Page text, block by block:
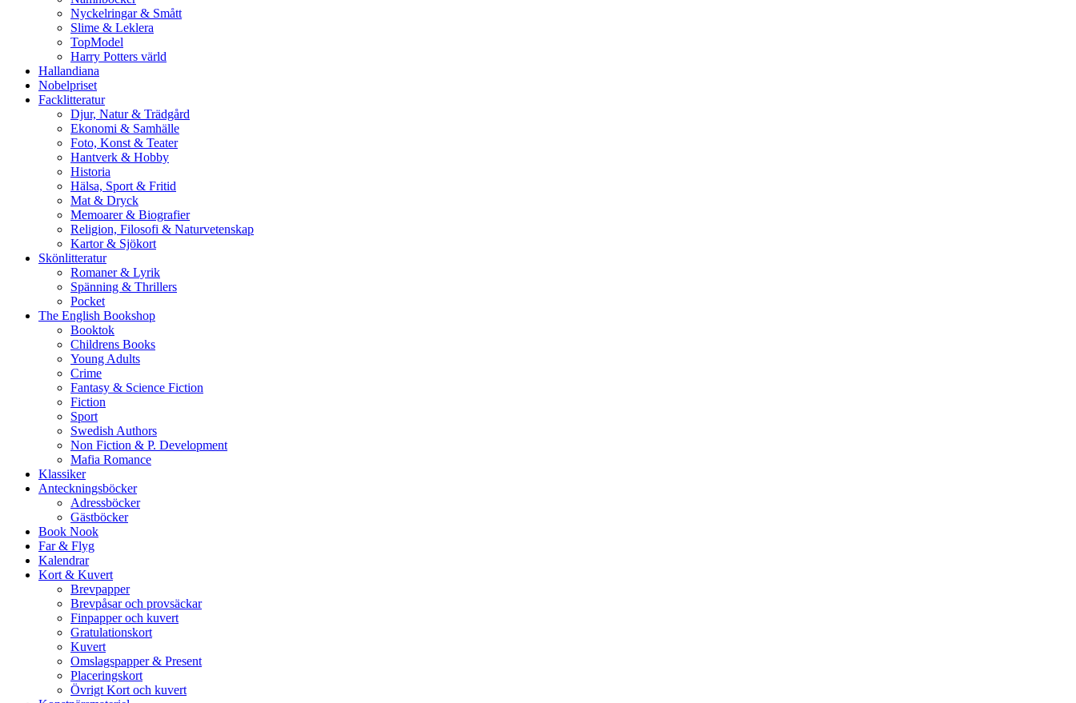
Nyckelringar & Smått
Slime & Leklera
TopModel
Harry Potters värld
Hallandiana
Nobelpriset
Facklitteratur
Djur, Natur & Trädgård
Ekonomi & Samhälle
Foto, Konst & Teater
Hantverk & Hobby
Historia
Hälsa, Sport & Fritid
Mat & Dryck
Memoarer & Biografier
Religion, Filosofi & Naturvetenskap
Kartor & Sjökort
Skönlitteratur
Romaner & Lyrik
Spänning & Thrillers
Pocket
The English Bookshop
Booktok
Childrens Books
Young Adults
Crime
Fantasy & Science Fiction
Fiction
Sport
Swedish Authors
Non Fiction & P. Development
Mafia Romance
Klassiker
Anteckningsböcker
Adressböcker
Gästböcker
Book Nook
Far & Flyg
Kalendrar
Kort & Kuvert
Brevpapper
Brevpåsar och provsäckar
Finpapper och kuvert
Gratulationskort
Kuvert
Omslagspapper & Present
Placeringskort
Övrigt Kort och kuvert